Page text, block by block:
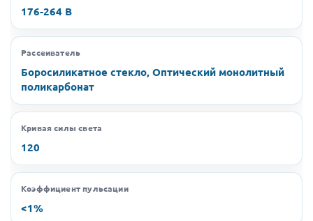
176-264 В
Рассеиватель
Боросиликатное стекло, Оптический монолитный
поликарбонат
Кривая силы света
120
Коэффициент пульсации
<1%